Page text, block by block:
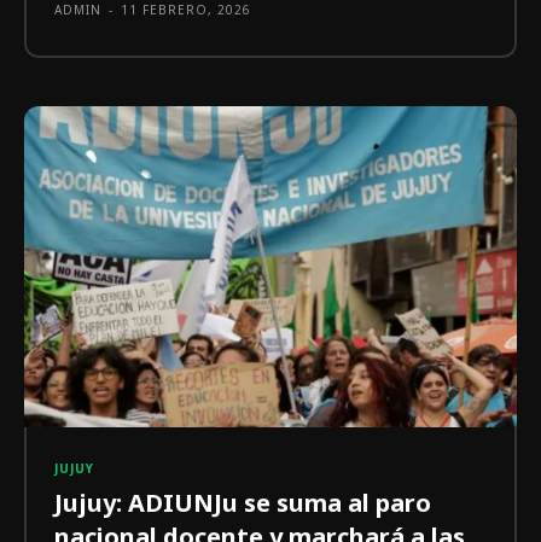
ADMIN - 11 FEBRERO, 2026
JUJUY
Jujuy: ADIUNJu se suma al paro